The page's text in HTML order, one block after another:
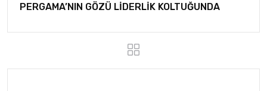
PERGAMA’NIN GÖZÜ LİDERLİK KOLTUĞUNDA